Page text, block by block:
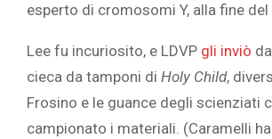
esperto di cromosomi Y, alla fine
Lee fu incuriosito, e LDVP gli inviò
cieca da tamponi di Holy Child,
Frosino e le guance degli scienziati
campionato i materiali. (Caramelli